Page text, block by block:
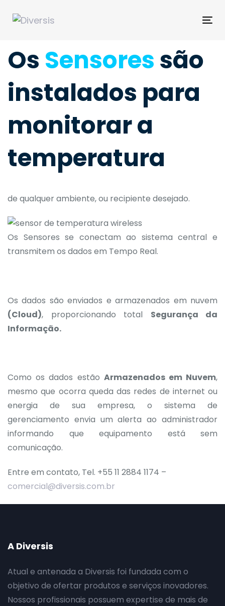
links
Skip
content
Os Sensores são
instalados para
monitorar a
temperatura
de qualquer ambiente, ou recipiente desejado.
Os Sensores se conectam ao sistema central e
transmitem os dados em Tempo Real.
Os dados são enviados e armazenados em nuvem
(Cloud), proporcionando total Segurança da
Informação.
Como os dados estão Armazenados em Nuvem,
mesmo que ocorra queda das redes de internet ou
energia de sua empresa, o sistema de
gerenciamento envia um alerta ao administrador
informando que equipamento está sem
comunicação.
Entre em contato, Tel. +55 11 2884 1174 –
comercial@diversis.com.br
A Diversis
Atual e antenada a Diversis foi fundada com o
objetivo de ofertar produtos e serviços inovadores.
Nossos profissionais possuem expertise de mais de